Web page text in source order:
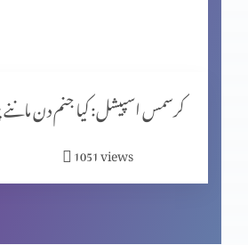
المسیح کے پیروکار عید فسح کیوں نہیں
1051views